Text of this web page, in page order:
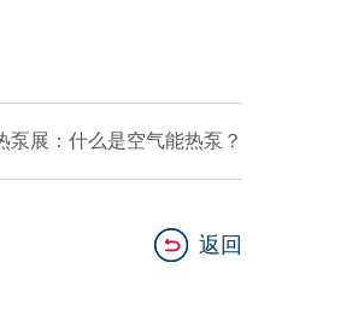
泵展：什么是空气能热泵？
返回